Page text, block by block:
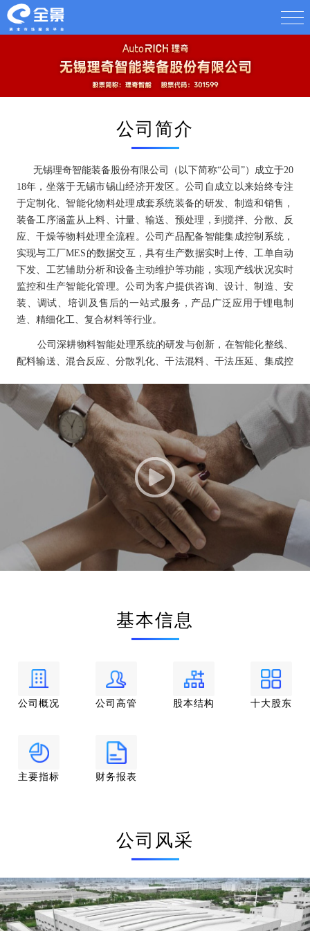
公司简介
无锡理奇智能装备股份有限公司（以下简称“公司”）成立于20
18年，坐落于无锡市锡山经济开发区。公司自成立以来始终专注
于定制化、智能化物料处理成套系统装备的研发、制造和销售，
装备工序涵盖从上料、计量、输送、预处理，到搅拌、分散、反
应、干燥等物料处理全流程。公司产品配备智能集成控制系统，
实现与工厂MES的数据交互，具有生产数据实时上传、工单自动
下发、工艺辅助分析和设备主动维护等功能，实现产线状况实时
监控和生产智能化管理。公司为客户提供咨询、设计、制造、安
装、调试、培训及售后的一站式服务，产品广泛应用于锂电制
造、精细化工、复合材料等行业。
公司深耕物料智能处理系统的研发与创新，在智能化整线、
配料输送、混合反应、分散乳化、干法混料、干法压延、集成控
技术企业认定，参与起草国家标准3项，荣获“江苏省专精特新中
小企业”“江苏省物料智能配混系统装备工程技术研究中心”“江苏
省企业技术中心”“江苏省瞪羚企业”“江苏省智能制造领军服务机
构”“江苏省服务型制造示范企业”等称号，公司“BDS-200 锂电池
智能配料系统成套装备”获得“江苏省首台（套）重大装备”认定。
公司为客户提供先进可靠的物料处理系统整线解决方案和定
制化服务，经过多年市场开拓与客户积累，公司与锂电制造、精
细化工及复合材料等行业的海内外龙头企业建立稳定合作关系：
（1）公司客户覆盖宁德时代、比亚迪、LG新能源、欣旺达、亿
纬锂能、远景集团、大众集团、福特汽车等全球锂电池制造头部
厂商和知名整车厂商，海虹老人（Hempel）、杜邦（DuPont）、
以及中石化上海研究院、北京空间飞行器总体设计部等科研院
所；（2）凭借技术研发成果在产品中的充分应用，公司连续多年
项，获评欣旺达“卓越合作伙伴”“优秀合作伙伴”“战略合作奖”等奖
项，并取得比亚迪“最佳合作伙伴”、亿纬锂能“金牌供应商”、远
景集团“优秀供应商”等荣誉；（3）据GGII统计，公司于中国锂电
凭借深厚的技术与客户资源积累，公司产品于国内市场具备
突出的竞争优势。同时，公司积极布局海外市场，已在匈牙利、
略，依托锂电领域技术纵向深耕、非锂电领域产品横向延展的发
展策略，公司构建难以复制的客户资源与技术壁垒，驱动业绩可
持续发展。
基本信息
公司概况 公司高管 股本结构 十大股东
主要指标 财务报表
公司风采